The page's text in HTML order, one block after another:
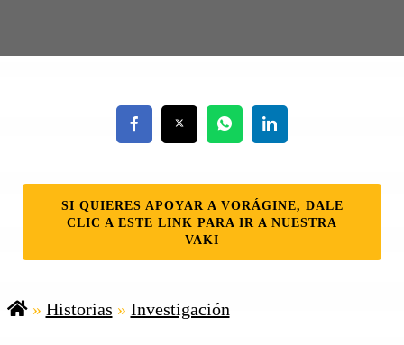
SI QUIERES APOYAR A VORÁGINE, DALE
CLIC A ESTE LINK PARA IR A NUESTRA
VAKI
» Historias » Investigación